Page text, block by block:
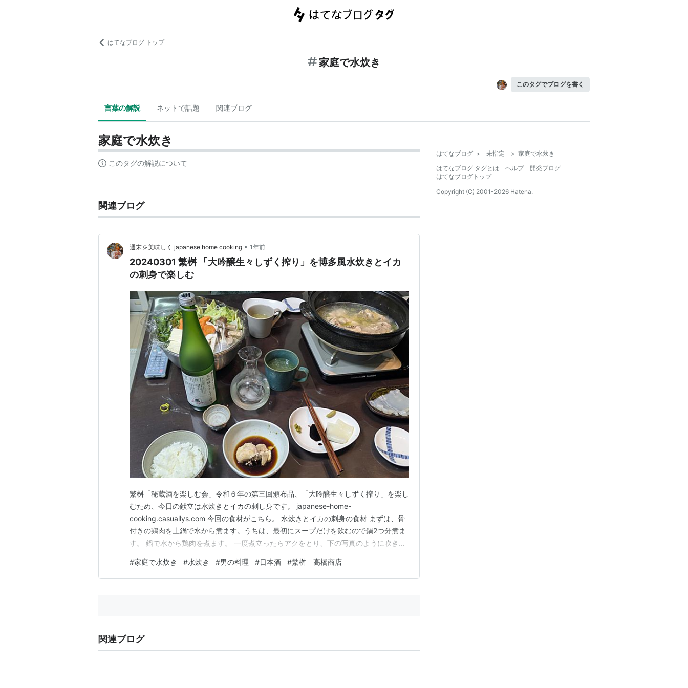
はてなブログ トップ
家庭で水炊き
このタグでブログを書く
言葉の解説 ネットで話題 関連ブログ
家庭で水炊き
このタグの解説について
関連ブログ
週末を美味しく japanese home cooking • 1年前
20240301 繁桝 「大吟醸生々しずく搾り」を博多風水炊きとイカ
の刺身で楽しむ
繁桝「秘蔵酒を楽しむ会」令和６年の第三回頒布品、「大吟醸生々しずく搾り」を楽し
むため、今日の献立は水炊きとイカの刺し身です。 japanese-home-
cooking.casuallys.com 今回の食材がこちら。 水炊きとイカの刺身の食材 まずは、骨
付きの鶏肉を土鍋で水から煮ます。うちは、最初にスープだけを飲むので鍋2つ分煮ま
す。 鍋で水から鶏肉を煮ます。 一度煮立ったらアクをとり、下の写真のように吹きこ
と、白濁します（多分）。泡をあまり出さないと、透明なスープができます。 煮立っ
てから、1時間半以上煮立たせます…
#家庭で水炊き #水炊き #男の料理 #日本酒 #繁桝 高橋商店
関連ブログ
はてなブログ > 未指定 > 家庭で水炊き
はてなブログ タグとは
ヘルプ
開発ブログ
はてなブログトップ
Copyright (C) 2001-2026 Hatena.